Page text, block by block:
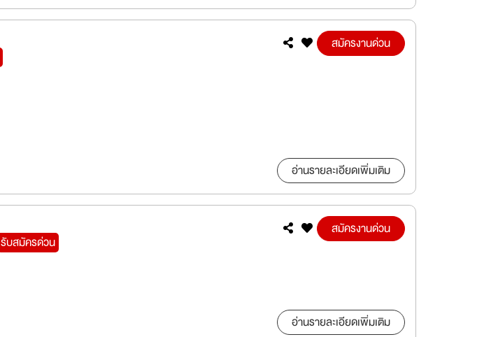
สมัครงานด่วน
อ่านรายละเอียดเพิ่มเติม
รับสมัครด่วน
สมัครงานด่วน
อ่านรายละเอียดเพิ่มเติม